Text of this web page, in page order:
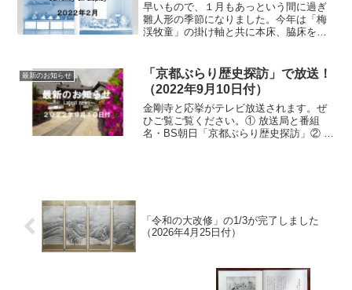
早いもので、１月もあっという間に過ぎ
雛人形の季節になりました。今年は「梅
渓牧童」の掛け軸と共に本床、脇床を使
最新のお知らせ
「京都ぶらり歴史探訪」で放送！
（2022年9月10日付）
金剛寺と応挙がテレビ放送されます。ぜ
ひご覧ご覧ください。① 放送局と番組
名・BS朝日「京都ぶらり歴史探訪」② 放
「令和の大改修」の1/3が完了しました
（2026年4月25日付）